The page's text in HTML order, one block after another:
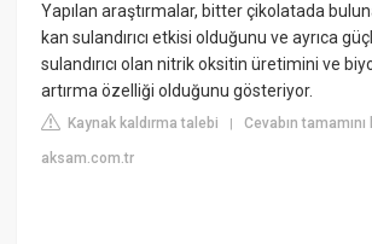
Yapılan araştırmalar, bitter çikolatada
kan sulandırıcı etkisi olduğunu ve ayrıca
sulandırıcı olan nitrik oksitin üretimini ve
artırma özelliği olduğunu gösteriyor.
Kaynak kaldırma talebi |Cevabın
aksam.com.tr